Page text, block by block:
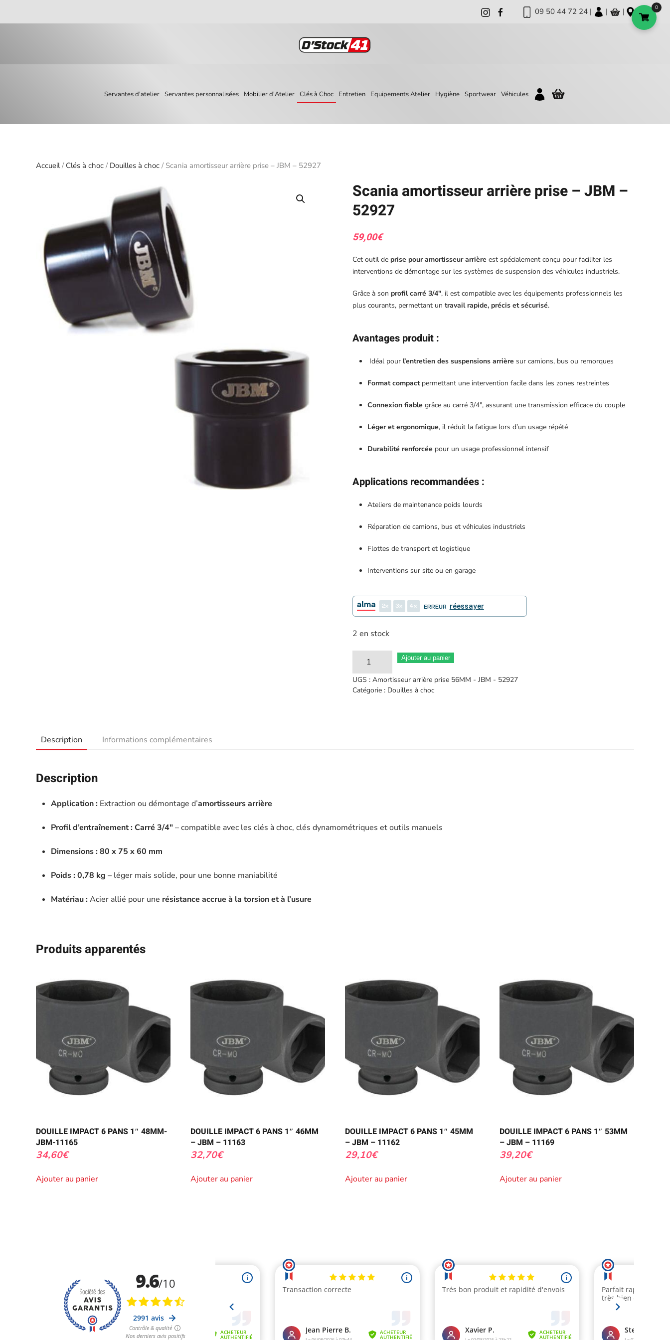
09 50 44 72 24 | | |
Servantes d'atelier Servantes personnalisées Mobilier d'Atelier Clés à Choc Entretien Equipements Atelier Hygiène Sportwear Véhicules
Accueil/ Clés à choc / Douilles à choc / Scania amortisseur arrière prise – JBM – 52927
Scania amortisseur arrière prise – JBM –
52927
59,00€
Cet outil de prise pour amortisseur arrière est spécialement conçu pour faciliter les
interventions de démontage sur les systèmes de suspension des véhicules industriels.
Grâce à son profil carré 3/4″, il est compatible avec les équipements professionnels les
plus courants, permettant un travail rapide, précis et sécurisé.
Avantages produit :
Idéal pour l’entretien des suspensions arrière sur camions, bus ou remorques
Format compactpermettant une intervention facile dans les zones restreintes
Connexion fiable grâce au carré 3/4″, assurant une transmission efficace du couple
Léger et ergonomique, il réduit la fatigue lors d’un usage répété
Durabilité renforcée pour un usage professionnel intensif
Applications recommandées :
Ateliers de maintenance poids lourds
Réparation de camions, bus et véhicules industriels
Flottes de transport et logistique
Interventions sur site ou en garage
2 3 4 ERREUR réessayer
2 en stock
quantité
de
Scania
Ajouter au panier
UGS : Amortisseur arrière prise 56MM - JBM - 52927
Catégorie : Douilles à choc
Description Informations complémentaires
Description
Application : Extraction ou démontage d’amortisseurs arrière
Profil d’entraînement :Carré 3/4″– compatible avec les clés à choc, clés dynamométriques et outils manuels
Dimensions :80 x 75 x 60 mm
Poids :0,78 kg – léger mais solide, pour une bonne maniabilité
Matériau :Acier allié pour une résistance accrue à la torsion et à l’usure
Produits apparentés
DOUILLE IMPACT 6 PANS 1″ 48MM-
JBM-11165
34,60€
Ajouter au panier
DOUILLE IMPACT 6 PANS 1″ 46MM
– JBM – 11163
32,70€
Ajouter au panier
DOUILLE IMPACT 6 PANS 1″ 45MM
– JBM – 11162
29,10€
Ajouter au panier
DOUILLE IMPACT 6 PANS 1″ 53MM
– JBM – 11169
39,20€
Ajouter au panier
0